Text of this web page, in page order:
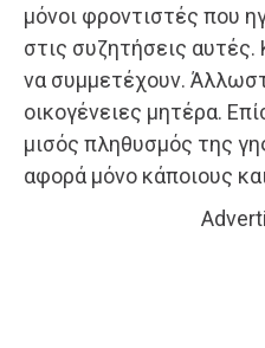
μόνοι φροντιστές που
στις συζητήσεις αυτές.
να συμμετέχουν.
οικογένειες μητέρα.
μισός πληθυσμός της
αφορά μόνο κάποιους